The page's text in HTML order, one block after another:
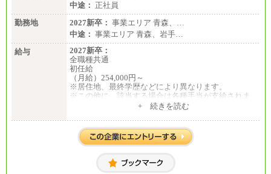
■(株)JTBパブリッシング ※2027年新卒募集終了
総合職 月給241,000円
中途：
①月給227,000円以上
②月給212,000円以上
③月給172,500円以上
④月給23万円～37万円
⑤月給20万円～25万円
⑥月給33万円～48万円
⑦月給271,000円以上
⑧～⑮月給200,000円〜月給400,000円
⑯月給185,000円以上
⑰月給237,000円以上
⑱月給212,000円以上
⑲東京：月給202,000 円以上 、京都：月給193,000 円
以上
㉑月給185,000 円以上
中途： 正社員
勤務地
2027新卒： 事業エリア 青森、…
中途： 事業エリア 青森、岩手…
給与
2027新卒：
全職種共通
初任給
（月給）254,000円～
※居住地、最終学歴などにより異なります。
※この他に、該当する場合は各種手当が支給されま
中途：
全職種共通
※居住地、年齢により異なります。
※この他に、該当する場合は各種手当が支給されま
+ 続きを読む